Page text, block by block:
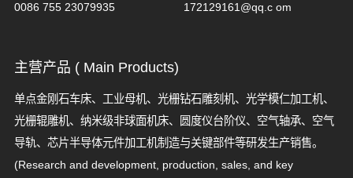
0086 755 23079935
172129161@qq.c om
主营产品 ( Main Products)
单点金刚石车床、工业母机、光栅钻石雕刻机、光学模仁加工机、
光栅辊雕机、纳米级非球面机床、圆度仪台阶仪、空气轴承、空气
导轨、芯片半导体元件加工机制造与关键部件等研发生产销售。
(Research and development, production, sales, and key